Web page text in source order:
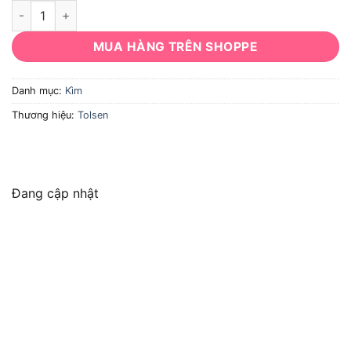
Kìm bấm Tolsen 10049 250mm mạ Niken cao cấp số lượng
MUA HÀNG TRÊN SHOPPE
Danh mục: Kìm
Thương hiệu: Tolsen
Đang cập nhật